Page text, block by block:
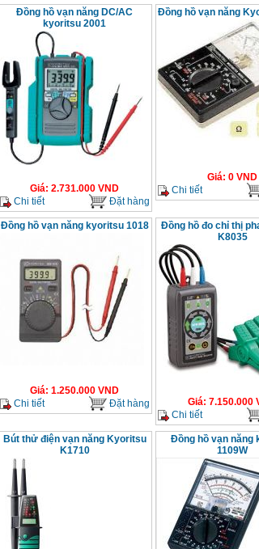
Đồng hồ vạn năng DC/AC
kyoritsu 2001
Giá: 2.731.000 VND
Chi tiết
Đặt hàng
Đồng hồ vạn năng
Giá: 0 VND
Chi tiết
Đồng hồ vạn năng kyoritsu 1018
Giá: 1.250.000 VND
Chi tiết
Đặt hàng
Đồng hồ đo chỉ thị
K8035
Giá: 7.150.000
Chi tiết
Bút thử điện vạn năng Kyoritsu
K1710
Đồng hồ vạn năng
1109W